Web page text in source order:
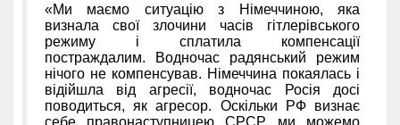
«Ми маємо ситуацію з Німеччиною, яка
визнала свої злочини часів гітлерівського
режиму і сплатила компенсації
постраждалим. Водночас радянський режим
нічого не компенсував. Німеччина покаялась і
відійшла від агресії, водночас Росія досі
поводиться, як агресор. Оскільки РФ визнає
себе правонаступницею СРСР, ми можемо